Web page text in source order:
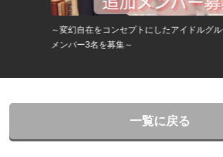
～変幻自在をコンセプトにしたアイドルグルー
メンバー3名を募集～
一覧に戻る